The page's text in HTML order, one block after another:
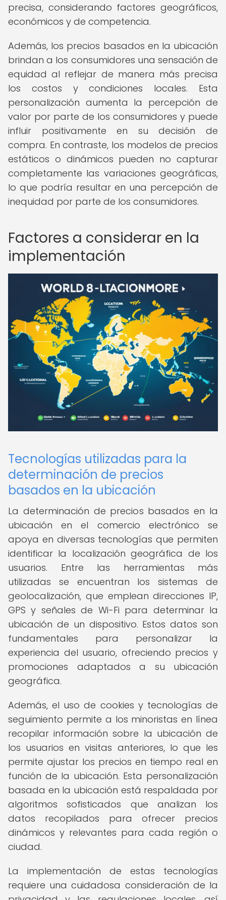
precisa, considerando factores geográficos,
económicos y de competencia.
Además, los precios basados en la ubicación
brindan a los consumidores una sensación de
equidad al reflejar de manera más precisa
los costos y condiciones locales. Esta
personalización aumenta la percepción de
valor por parte de los consumidores y puede
influir positivamente en su decisión de
compra. En contraste, los modelos de precios
estáticos o dinámicos pueden no capturar
completamente las variaciones geográficas,
lo que podría resultar en una percepción de
inequidad por parte de los consumidores.
Factores a considerar en la
implementación
Tecnologías utilizadas para la
determinación de precios
basados en la ubicación
La determinación de precios basados en la
ubicación en el comercio electrónico se
apoya en diversas tecnologías que permiten
identificar la localización geográfica de los
usuarios. Entre las herramientas más
utilizadas se encuentran los sistemas de
geolocalización, que emplean direcciones IP,
GPS y señales de Wi-Fi para determinar la
ubicación de un dispositivo. Estos datos son
fundamentales para personalizar la
experiencia del usuario, ofreciendo precios y
promociones adaptados a su ubicación
geográfica.
Además, el uso de cookies y tecnologías de
seguimiento permite a los minoristas en línea
recopilar información sobre la ubicación de
los usuarios en visitas anteriores, lo que les
permite ajustar los precios en tiempo real en
función de la ubicación. Esta personalización
basada en la ubicación está respaldada por
algoritmos sofisticados que analizan los
datos recopilados para ofrecer precios
dinámicos y relevantes para cada región o
ciudad.
La implementación de estas tecnologías
requiere una cuidadosa consideración de la